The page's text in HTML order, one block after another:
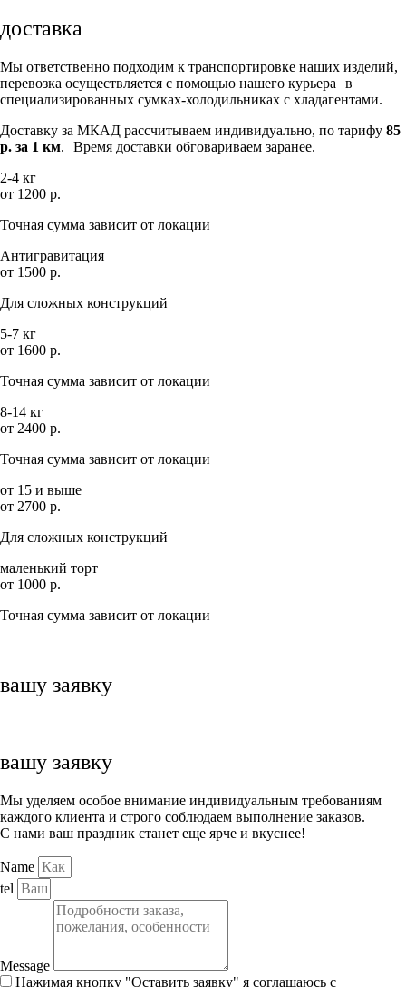
доставка
Мы ответственно подходим к транспортировке наших изделий,
перевозка осуществляется с помощью нашего курьера в
специализированных сумках-холодильниках с хладагентами.
Доставку за МКАД рассчитываем индивидуально, по тарифу 85
р. за 1 км. Время доставки обговариваем заранее.
2-4 кг
от 1200 р.
Точная сумма зависит от локации
Антигравитация
от 1500 р.
Для сложных конструкций
5-7 кг
от 1600 р.
Точная сумма зависит от локации
8-14 кг
от 2400 р.
Точная сумма зависит от локации
от 15 и выше
от 2700 р.
Для сложных конструкций
маленький торт
от 1000 р.
Точная сумма зависит от локации
вашу заявку
вашу заявку
Мы уделяем особое внимание индивидуальным требованиям
каждого клиента и строго соблюдаем выполнение заказов.
С нами ваш праздник станет еще ярче и вкуснее!
Name
tel
Message
Нажимая кнопку "Оставить заявку" я соглашаюсь с